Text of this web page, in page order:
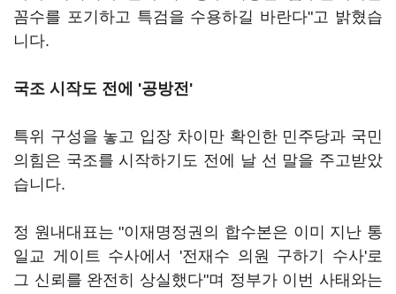
꼼수를 포기하고 특검을 수용하길 바란다"고 밝혔습
니다.
국조 시작도 전에 '공방전'
특위 구성을 놓고 입장 차이만 확인한 민주당과 국민
의힘은 국조를 시작하기도 전에 날 선 말을 주고받았
습니다.
정 원내대표는 "이재명정권의 합수본은 이미 지난 통
일교 게이트 수사에서 '전재수 의원 구하기 수사'로
그 신뢰를 완전히 상실했다"며 정부가 이번 사태와는